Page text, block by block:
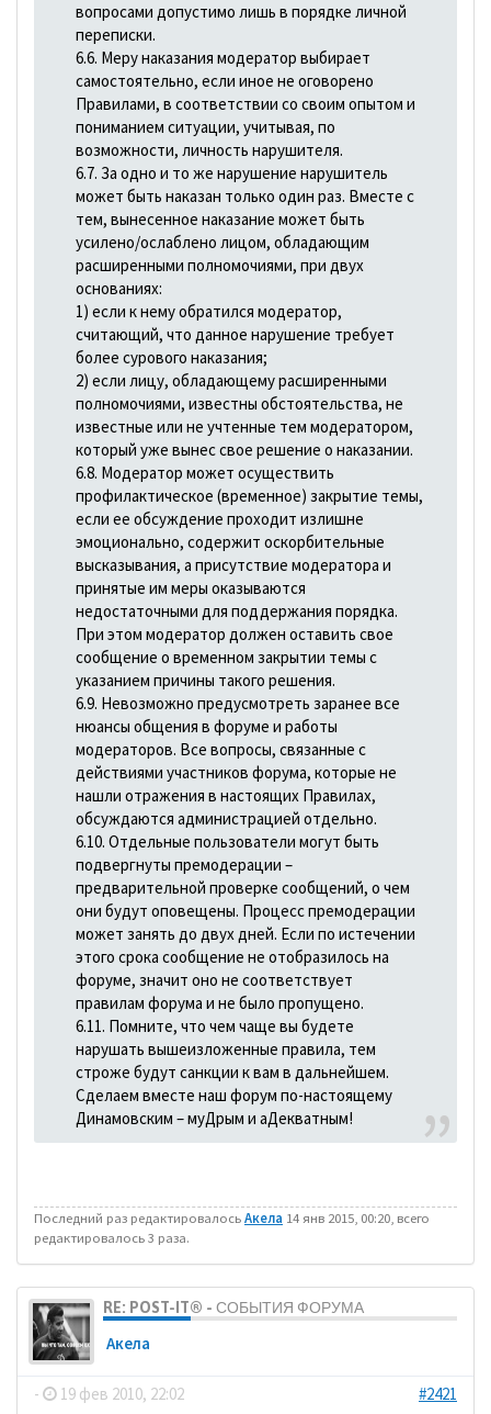
вопросами допустимо лишь в порядке личной
переписки.
6.6. Меру наказания модератор выбирает
самостоятельно, если иное не оговорено
Правилами, в соответствии со своим опытом и
пониманием ситуации, учитывая, по
возможности, личность нарушителя.
6.7. За одно и то же нарушение нарушитель
может быть наказан только один раз. Вместе с
тем, вынесенное наказание может быть
усилено/ослаблено лицом, обладающим
расширенными полномочиями, при двух
основаниях:
1) если к нему обратился модератор,
считающий, что данное нарушение требует
более сурового наказания;
2) если лицу, обладающему расширенными
полномочиями, известны обстоятельства, не
известные или не учтенные тем модератором,
который уже вынес свое решение о наказании.
6.8. Модератор может осуществить
профилактическое (временное) закрытие темы,
если ее обсуждение проходит излишне
эмоционально, содержит оскорбительные
высказывания, а присутствие модератора и
принятые им меры оказываются
недостаточными для поддержания порядка.
При этом модератор должен оставить свое
сообщение о временном закрытии темы с
указанием причины такого решения.
6.9. Невозможно предусмотреть заранее все
нюансы общения в форуме и работы
модераторов. Все вопросы, связанные с
действиями участников форума, которые не
нашли отражения в настоящих Правилах,
обсуждаются администрацией отдельно.
6.10. Отдельные пользователи могут быть
подвергнуты премодерации –
предварительной проверке сообщений, о чем
они будут оповещены. Процесс премодерации
может занять до двух дней. Если по истечении
этого срока сообщение не отобразилось на
форуме, значит оно не соответствует
правилам форума и не было пропущено.
6.11. Помните, что чем чаще вы будете
нарушать вышеизложенные правила, тем
строже будут санкции к вам в дальнейшем.
Сделаем вместе наш форум по-настоящему
Динамовским – муДрым и аДекватным!
Последний раз редактировалосьАкела 14 янв 2015, 00:20, всего
редактировалось 3 раза.
RE: POST-IT® - СОБЫТИЯ ФОРУМА
Акела
- 19 фев 2010, 22:02
#2421